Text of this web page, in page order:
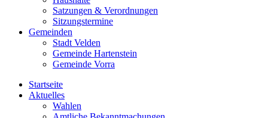
Satzungen & Verordnungen
Sitzungstermine
Gemeinden
Stadt Velden
Gemeinde Hartenstein
Gemeinde Vorra
Startseite
Aktuelles
Wahlen